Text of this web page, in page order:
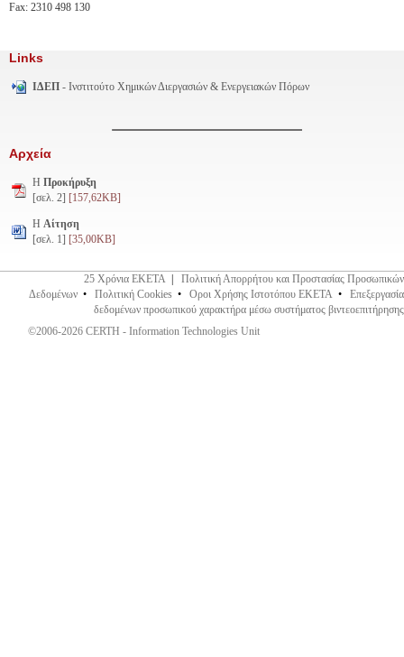
Fax: 2310 498 130
Links
ΙΔΕΠ - Ινστιτούτο Χημικών Διεργασιών & Ενεργειακών Πόρων
Αρχεία
H Προκήρυξη
[σελ. 2] [157,62KB]
Η Αίτηση
[σελ. 1] [35,00KB]
25 Χρόνια ΕΚΕΤΑ
Πολιτική Απορρήτου και Προστασίας Προσωπικών
Δεδομένων • Πολιτική Cookies • Οροι Χρήσης Ιστοτόπου ΕΚΕΤΑ • Επεξεργασία
δεδομένων προσωπικού χαρακτήρα μέσω συστήματος βιντεοεπιτήρησης
©2006-2026 CERTH - Information Technologies Unit